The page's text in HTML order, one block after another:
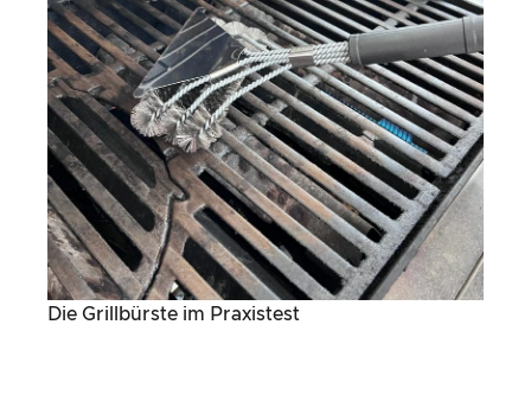
Die Grillbürste im Praxistest